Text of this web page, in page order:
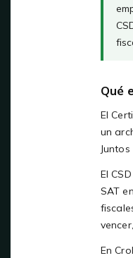
Qué
El
un
El
SAT
En